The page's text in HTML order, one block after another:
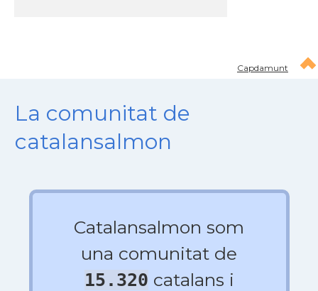
Capdamunt
La comunitat de
catalansalmon
Catalansalmon som
una comunitat de
15.320 catalans i